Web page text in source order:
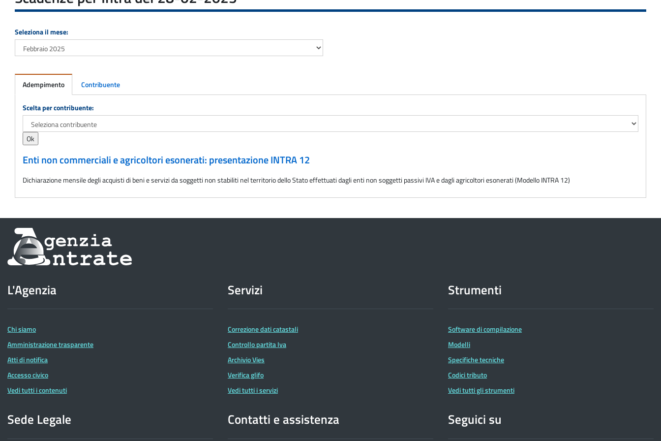
Seleziona il mese:
Adempimento Contribuente
Adempimento
Scelta per contribuente:
Enti non commerciali e agricoltori esonerati: presentazione INTRA 12
Dichiarazione mensile degli acquisti di beni e servizi da soggetti non stabiliti nel territorio dello Stato effettuati dagli enti non soggetti passivi IVA e dagli agricoltori esonerati (Modello INTRA 12)
Informazioni
sul
dell'Agenzia
delle
Entrate
L'Agenzia
Chi siamo
Amministrazione trasparente
Atti di notifica
Accesso civico
Vedi tutti i contenuti
Servizi
Correzione dati catastali
Controllo partita Iva
Archivio Vies
Verifica glifo
Vedi tutti i servizi
Strumenti
Software di compilazione
Modelli
Specifiche tecniche
Codici tributo
Vedi tutti gli strumenti
Sede Legale Contatti e assistenza Seguici su